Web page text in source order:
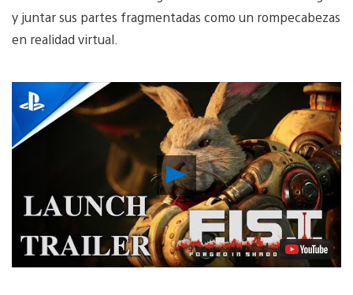
y juntar sus partes fragmentadas como un rompecabezas
en realidad virtual.
Reproducir
Video